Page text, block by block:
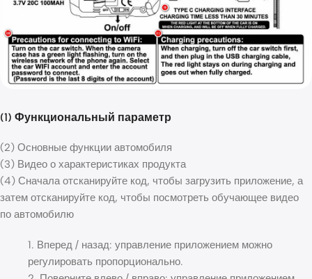
(1) Функциональный параметр
(2) Основные функции автомобиля
(3) Видео о характеристиках продукта
(4) Сначала отсканируйте код, чтобы загрузить приложение, а
затем отсканируйте код, чтобы посмотреть обучающее видео
по автомобилю
1. Вперед / назад: управление приложением можно
регулировать пропорционально.